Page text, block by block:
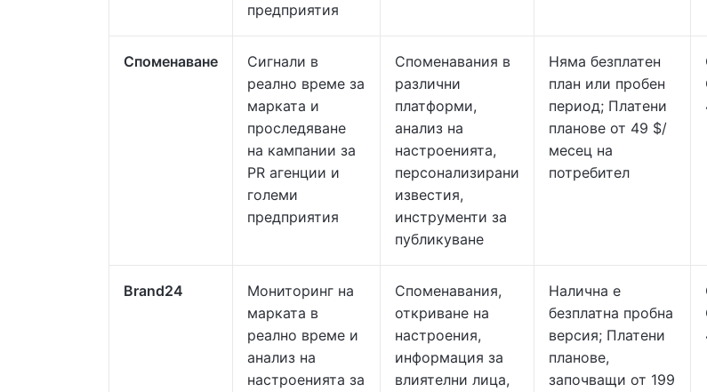
предприятия
Споменаване
Сигнали в
реално време за
марката и
проследяване
на кампании за
PR агенции и
големи
предприятия
Споменавания в
различни
платформи,
анализ на
настроенията,
персонализирани
известия,
инструменти за
публикуване
Няма безплатен
план или пробен
период; Платени
планове от 49 $/
месец на
потребител
Brand24
Мониторинг на
марката в
реално време и
анализ на
настроенията за
Споменавания,
откриване на
настроения,
информация за
влиятелни лица,
Налична е
безплатна пробна
версия; Платени
планове,
започващи от 199